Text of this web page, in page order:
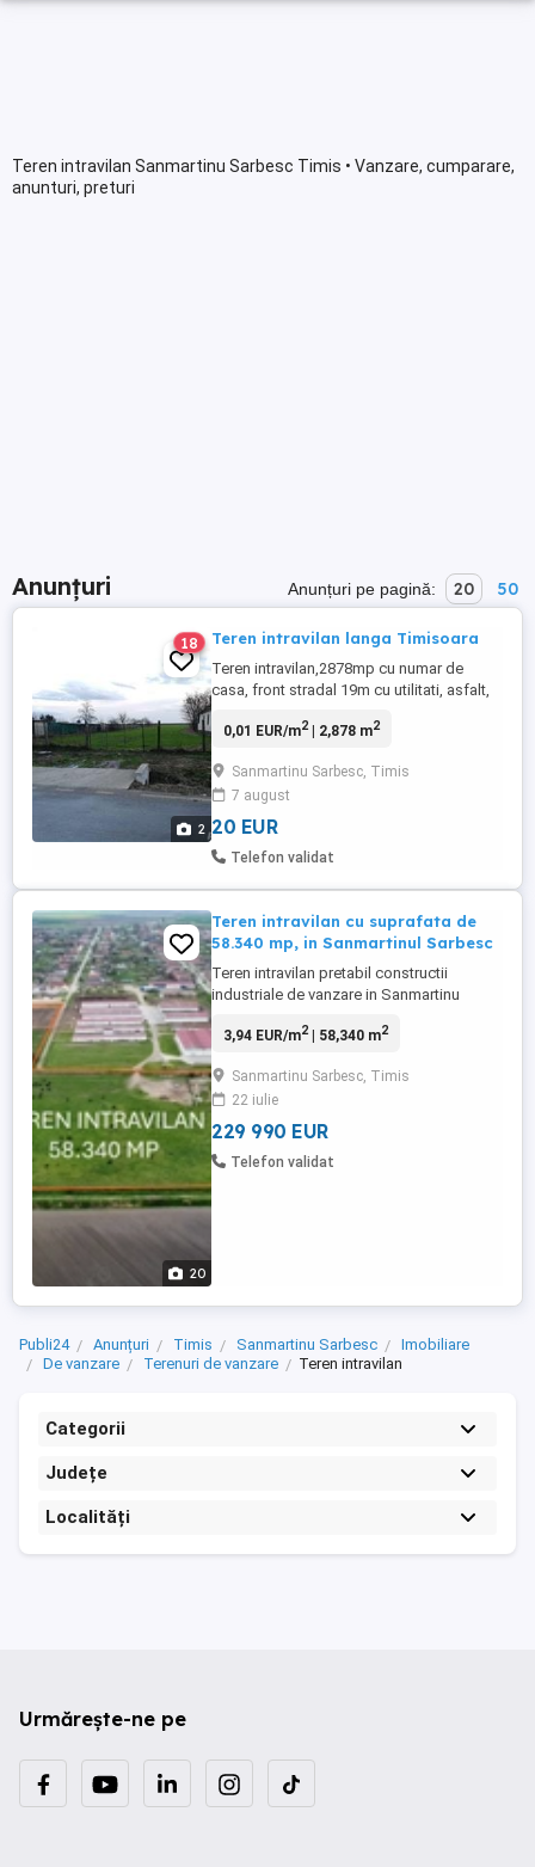
Teren intravilan Sanmartinu Sarbesc Timis • Vanzare, cumparare,
anunturi, preturi
Anunțuri Anunțuri pe pagină: 20 50
2
18 Teren intravilan langa Timisoara
Teren intravilan,2878mp cu numar de
casa, front stradal 19m cu utilitati, asfalt,
mai multe informati contact
0,01 EUR/m2| 2,878 m2
Sanmartinu Sarbesc, Timis
7 august
20 EUR
Telefon validat
20
Teren intravilan cu suprafata de
58.340 mp, in Sanmartinul Sarbesc
Teren intravilan pretabil constructii
industriale de vanzare in Sanmartinu
intravilan pretabil constructii industriale de
Fermei, avand o suprafata de 58.340 mp,
numar fronturi 3 si deschiderea de 130 ml
la strada. Utilitati: curent ...
3,94 EUR/m2| 58,340 m2
Sanmartinu Sarbesc, Timis
22 iulie
229 990 EUR
Telefon validat
Publi24 Anunțuri Timis Sanmartinu Sarbesc
Imobiliare
De vanzare
Terenuri de vanzare Teren intravilan
Categorii
Județe
Localități
Urmărește-ne pe